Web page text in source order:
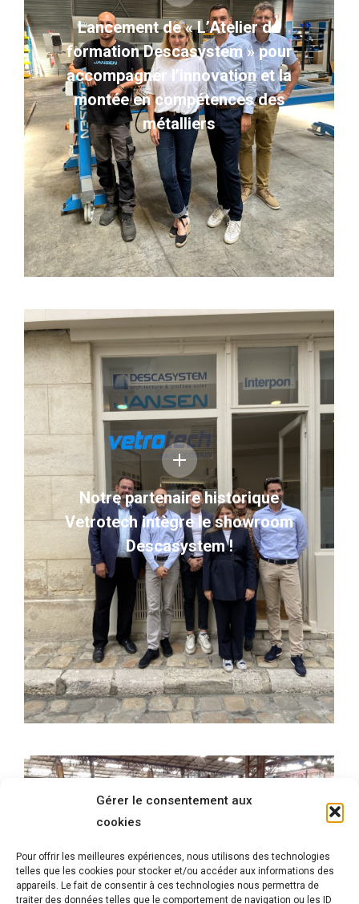
Gérer le consentement aux
cookies
Pour offrir les meilleures expériences, nous utilisons des technologies
telles que les cookies pour stocker et/ou accéder aux informations des
appareils. Le fait de consentir à ces technologies nous permettra de
traiter des données telles que le comportement de navigation ou les ID
Lancement de « L’Atelier de
formation Descasystem » pour
accompagner l’innovation et la
montée en compétences des
métalliers
Notre partenaire historique
Vetrotech intègre le showroom
Descasystem !
Stock à Bonneuil sur Marne